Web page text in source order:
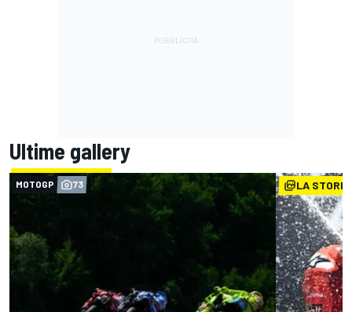
Ultime gallery
MOTOGP 73 LA STORIA